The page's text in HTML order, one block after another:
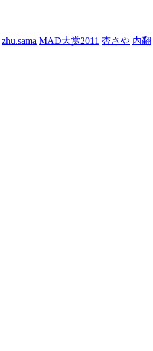
zhu.sama MAD大赏2011 杏さや 内翻